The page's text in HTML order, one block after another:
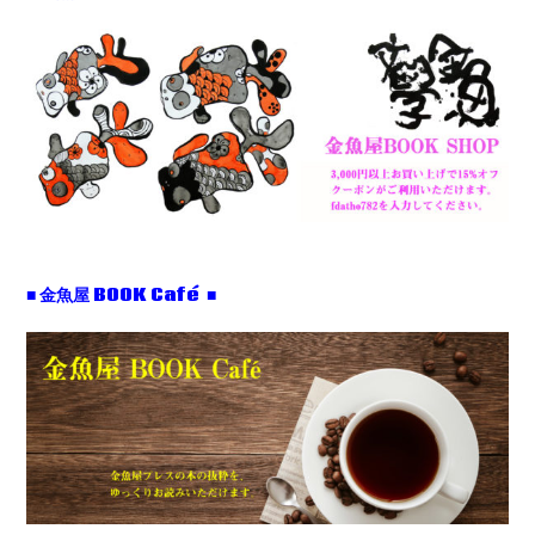
■ 金魚屋 BOOK Café ■